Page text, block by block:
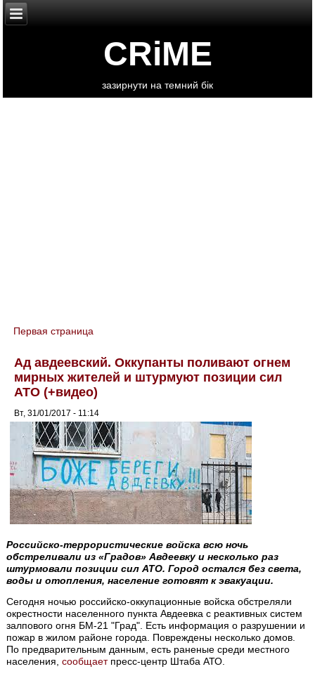
CRiME
зазирнути на темний бік
You are here
Первая страница
Ад авдеевский. Оккупанты поливают огнем
мирных жителей и штурмуют позиции сил
АТО (+видео)
Вт, 31/01/2017 - 11:14
Российско-террористические войска всю ночь
обстреливали из «Градов» Авдеевку и несколько раз
штурмовали позиции сил АТО. Город остался без света,
воды и отопления, население готовят к эвакуации.
Сегодня ночью российско-оккупационные войска обстреляли
окрестности населенного пункта Авдеевка с реактивных систем
залпового огня БМ-21 "Град". Есть информация о разрушении и
пожар в жилом районе города. Повреждены несколько домов.
По предварительным данным, есть раненые среди местного
населения,сообщаетпресс-центр Штаба АТО.